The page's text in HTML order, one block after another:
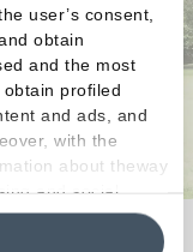
user’s consent,
obtain
and the most
profiled
and ads, and
with the
about theway
and social
itwith other
this banner,